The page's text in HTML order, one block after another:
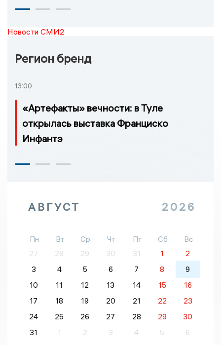
Новости СМИ2
Регион бренд
13:00
«Артефакты» вечности: в Туле
открылась выставка Франциско
Инфантэ
АВГУСТ 2026
Пн Вт Ср Чт Пт Сб
Вс
27
28 29 30 31 1
2
3
4 5 6 7 8
9
10
11 12 13 14 15
16
17
18 19 20 21 22
23
24
25 26 27 28 29
30
31
1 2 3 4 5 6